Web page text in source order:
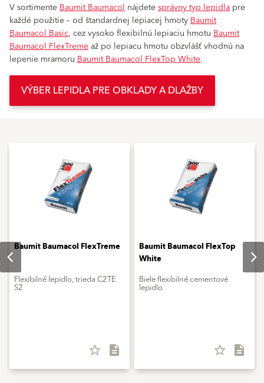
V sortimenteBaumit Baumacol nájdetesprávny typ lepidla pre
každé použitie – od štandardnej lepiacej hmotyBaumit
Baumacol Basic, cez vysoko flexibilnú lepiaciu hmotu Baumit
Baumacol FlexTremeaž po lepiacu hmotu obzvlášť vhodnú na
lepenie mramoru Baumit Baumacol FlexTop White.
VÝBER LEPIDLA PRE OBKLADY A DLAŽBY
Baumit Baumacol FlexTreme
Flexibilné lepidlo, trieda C2TE
S2
star_border description
Baumit Baumacol FlexTop
White
Biele flexibilné cementové
lepidlo
star_border description